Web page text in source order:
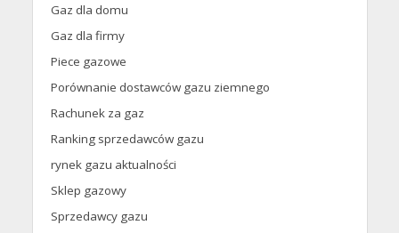
Gaz dla domu
Gaz dla firmy
Piece gazowe
Porównanie dostawców gazu ziemnego
Rachunek za gaz
Ranking sprzedawców gazu
rynek gazu aktualności
Sklep gazowy
Sprzedawcy gazu